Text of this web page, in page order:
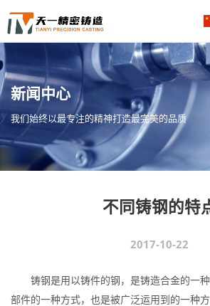
新闻中心
我们始终以最专注的精神打造最完美的品质
不同铸钢的特
2017-10-22
铸钢是用以铸件的钢，是铸造合金的一种
部件的一种方式，也是被广泛运用到的一种